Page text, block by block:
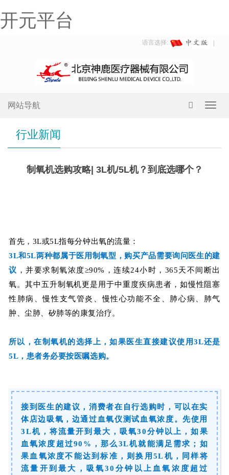
开元平台
语言选择:
网站导航
行业新闻
制氧机选购攻略| 3L机/5L机？到底选哪个？
首先，3L或5L指每分钟出氧的流量：
3L和5L两种都属于医用制氧型，购买产品需要询问医生的建
议 ，并要求制氧浓度≥90%，连续24小时，365天不间断出
氧。其中五升制氧机更是用于中重度疾病患者， 如慢性阻塞
性肺病、慢性支气管炎、慢性心功能不全、肺心病、肺气
肿、尘肺、矽肺等的康复治疗。
所以，在制氧机的选择上，如果医生直接建议使用3L还是
5L，患者务必要按医嘱选购。
接到医生的建议，消费者在自行选购时，可以在实
体店边吸氧，边通过血氧仪测试血氧浓度。先使用
3L机，将流量开到最大，吸氧30分钟以上，如果
血氧浓度超过90%，那么3L机就能满足需求；如
果血氧浓度不能达到标准，则换用5L机，同样将
流量开到最大，吸氧30分钟以上血氧浓度超过